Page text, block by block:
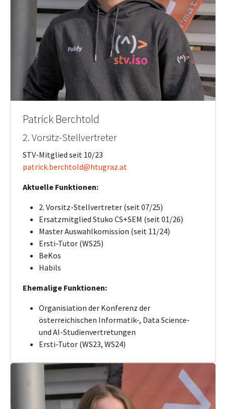
Patrick Berchtold
2. Vorsitz-Stellvertreter
STV-Mitglied seit 10/23
patrick.berchtold@htugraz.at
Aktuelle Funktionen:
2. Vorsitz-Stellvertreter (seit 07/25)
Ersatzmitglied Stuko CS+SEM (seit 01/26)
Master Auswahlkomission (seit 11/24)
Ersti-Tutor (WS25)
BeKos
Habils
Ehemalige Funktionen:
Organisiation der Konferenz der
österreichischen Informatik-, Data Science-
und AI-Studienvertretungen
Ersti-Tutor (WS23, WS24)